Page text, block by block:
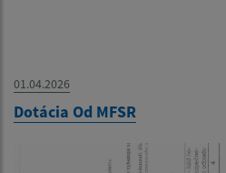
01.04.2026
Dotácia Od MFSR